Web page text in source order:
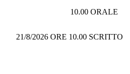
10.00 ORALE
21/8/2026 ORE 10.00 SCRITTO